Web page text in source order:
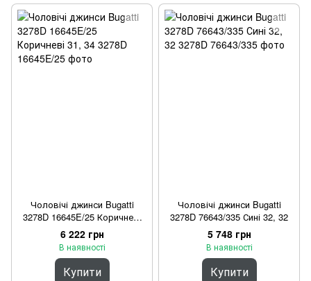
Чоловічі джинси Bugatti
3278D 16645E/25 Коричневі
31, 34
6 222 грн
В наявності
Купити
Чоловічі джинси Bugatti
3278D 76643/335 Сині 32, 32
5 748 грн
В наявності
Купити